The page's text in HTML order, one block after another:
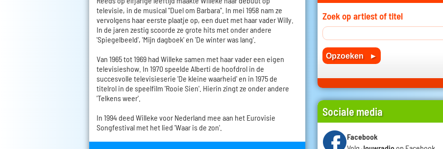
televisie, in de musical "Duel om Barbara". In mei 1958 nam ze
vervolgens haar eerste plaatje op, een duet met haar vader Willy.
In de jaren zestig scoorde ze grote hits met onder andere
'Spiegelbeeld', 'Mijn dagboek' en 'De winter was lang'.
Van 1965 tot 1969 had Willeke samen met haar vader een eigen
televisieshow. In 1970 speelde Alberti de hoofdrol in de
succesvolle televisieserie 'De kleine waarheid' en in 1975 de
titelrol in de speelfilm 'Rooie Sien'. Hierin zingt ze onder andere
'Telkens weer'.
In 1994 deed Willeke voor Nederland mee aan het Eurovisie
Songfestival met het lied 'Waar is de zon'.
Zoek op artiest of titel
Sociale media
Facebook